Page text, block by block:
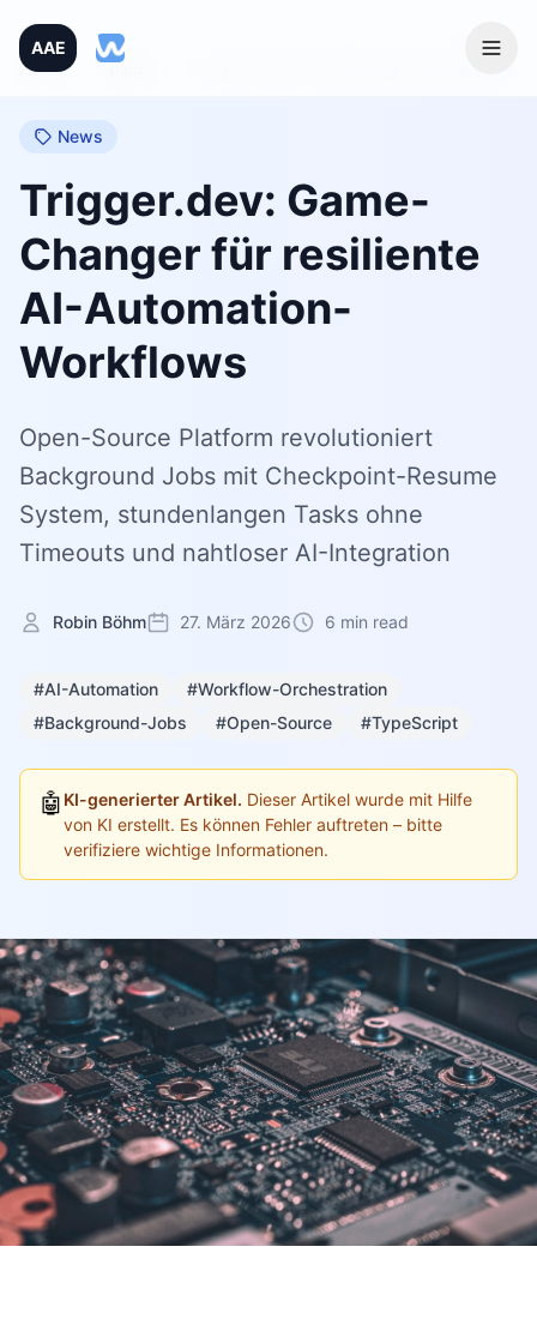
AAE
Home
Blog
News
Trigger.dev: Game-
Changer für resiliente
AI-Automation-
Workflows
Open-Source Platform revolutioniert
Background Jobs mit Checkpoint-Resume
System, stundenlangen Tasks ohne
Timeouts und nahtloser AI-Integration
Robin Böhm 27. März 2026 6 min read
#AI-Automation
#Workflow-Orchestration
#Background-Jobs
#Open-Source #TypeScript
🤖 KI-generierter Artikel. Dieser Artikel wurde mit Hilfe
von KI erstellt. Es können Fehler auftreten – bitte
verifiziere wichtige Informationen.